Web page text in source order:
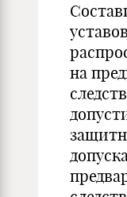
на